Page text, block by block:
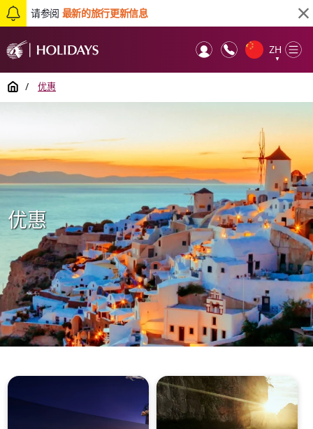
请参阅 最新的旅行更新信息
ZH
▼
Home / 优惠
优惠